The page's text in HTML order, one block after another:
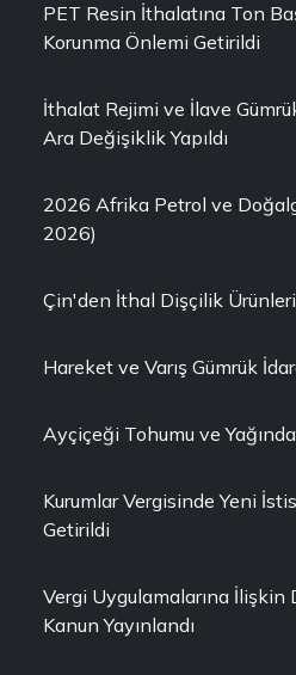
PET Resin İthalatına Ton
Korunma Önlemi Getirildi
İthalat Rejimi ve İlave
Ara Değişiklik Yapıldı
2026 Afrika Petrol ve
2026)
Çin'den İthal Dişçilik
Hareket ve Varış Gümrük
Ayçiçeği Tohumu ve
Kurumlar Vergisinde Yeni
Getirildi
Vergi Uygulamalarına İlişkin
Kanun Yayınlandı